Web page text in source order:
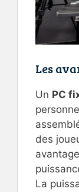
Les
Un PC
des
La